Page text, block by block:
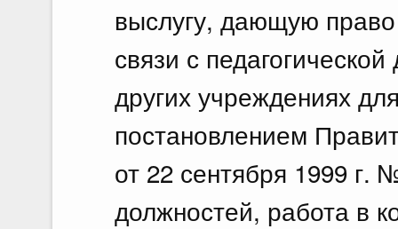
выслугу, дающую
связи с
других учреждениях
постановлением
от 22 сентября 1999
должностей, работа в